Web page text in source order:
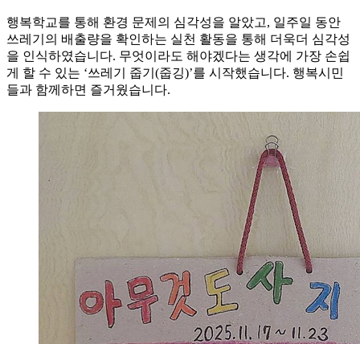
행복학교를 통해 환경 문제의 심각성을 알았고, 일주일 동안
쓰레기의 배출량을 확인하는 실천 활동을 통해 더욱더 심각성
을 인식하였습니다. 무엇이라도 해야겠다는 생각에 가장 손쉽
게 할 수 있는 ‘쓰레기 줍기(줍깅)’를 시작했습니다. 행복시민
들과 함께하면 즐거웠습니다.